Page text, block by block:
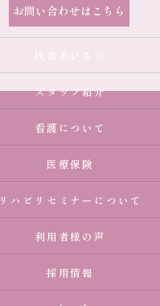
お問い合わせはこちら
代表あいさつ
スタッフ紹介
看護について
医療保険
リハビリセミナーについて
利用者様の声
採用情報